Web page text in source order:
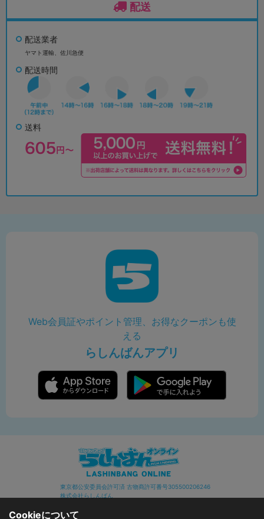
配送
配送業者
ヤマト運輸、佐川急便
配送時間
送料
Web会員証やポイント管理、お得なクーポンも使
える
らしんばんアプリ
東京都公安委員会許可済 古物商許可番号305500206246
株式会社らしんばん
Cookieについて